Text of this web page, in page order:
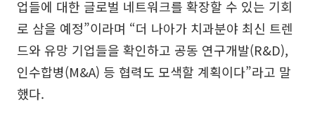
업들에 대한 글로벌 네트워크를 확장할 수 있는 기회
로 삼을 예정”이라며 “더 나아가 치과분야 최신 트렌
드와 유망 기업들을 확인하고 공동 연구개발(R&D),
인수합병(M&A) 등 협력도 모색할 계획이다”라고 말
했다.